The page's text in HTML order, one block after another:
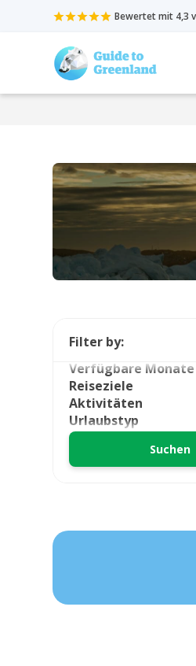
Bewertet mit 4,3
Filter by:
Verfügbare Monate
Reiseziele
Aktivitäten
Urlaubstyp